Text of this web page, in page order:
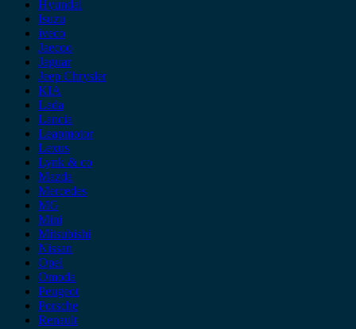
Hyundai
Isuzu
iveco
Jaecoo
Jaguar
Jeep Chrysler
KIA
Lada
Lancia
Leapmotor
Lexus
Lynk & co
Mazda
Mercedes
MG
Mini
Mitsubishi
Nissan
Opel
Omoda
Peugeot
Porsche
Renault